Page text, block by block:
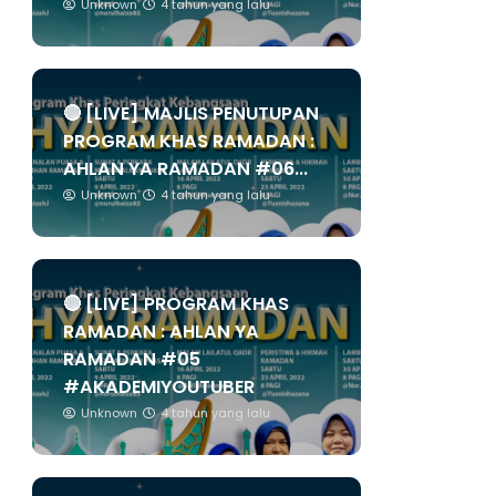
Unknown 4 tahun yang lalu
🔴 [LIVE] MAJLIS PENUTUPAN
PROGRAM KHAS RAMADAN :
AHLAN YA RAMADAN #06...
Unknown 4 tahun yang lalu
🔴 [LIVE] PROGRAM KHAS
RAMADAN : AHLAN YA
RAMADAN #05
#AKADEMIYOUTUBER
Unknown 4 tahun yang lalu